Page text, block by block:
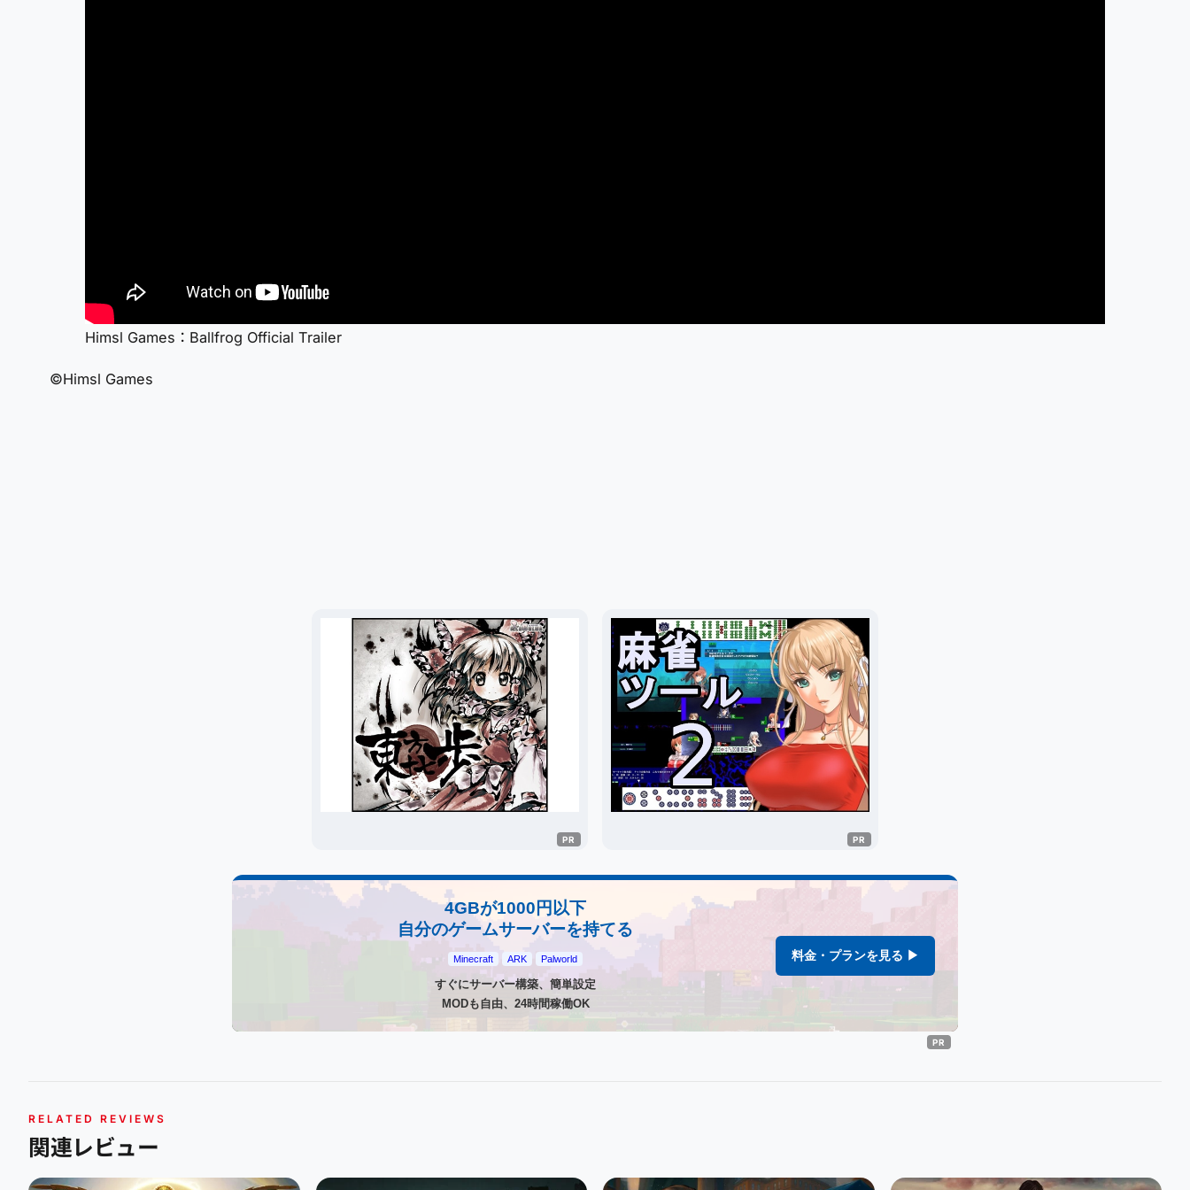
Himsl Games：Ballfrog Official Trailer
©Himsl Games
4GBが1000円以下
自分のゲームサーバーを持てる
Minecraft ARK Palworld
すぐにサーバー構築、簡単設定
MODも自由、24時間稼働OK
料金・プランを見る ▶
RELATED REVIEWS
関連レビュー